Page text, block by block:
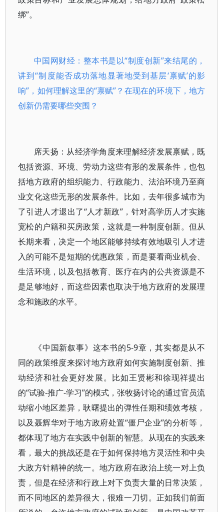
绑”。
中国网财经：整本书是以“制度创新”来结尾的，
讲到“制度能否成功落地显著地受到基层‘禀赋’的影
响”，如何理解这里的“禀赋”？在现在的环境下，地方
创新仍需要哪些突围？
席天扬：从经济学角度来理解经济发展禀赋，既
包括资源、环境、劳动力这些有形的发展条件，也包
括地方政府的组织能力、行政能力、法治环境乃至商
业文化这些无形的发展条件。比如，去年很多城市为
了引进人才退出了“人才新政”，针对高学历人才实施
宽松的户籍和买房政策，这就是一种制度创新。但从
长期来看，决定一个地区能够持续有效地吸引人才进
入的可能不是短期的优惠政策，而是要看商业机会、
生活环境，以及包括教育、医疗在内的公共资源是不
是足够地好，而这些因素也取决于地方政府的发展理
念和施政的水平。
《中国新叙事》这本书的5-9章，其实都是从不
同的政策维度来探讨地方政府如何实施制度创新、推
动经济和社会更好发展。比如王贤彬和徐现祥提出
的“试验-推广-学习”的模式，张牧扬讨论的通过官员流
动缩小地区差异，耿曙提出的弹性任期和绩效考核，
以及聂辉华对于地方政府处置“僵尸企业”的分析等，
都体现了地方在实践中创新的智慧。从现在的实践来
看，最大的挑战还是在于如何保持地方灵活性和中央
大政方针精神的统一。地方政府在政治上统一对上负
责，但是在经济和行政上对下负责大量的日常决策，
而不同地区的差异很大，很难一刀切。正如我们前面